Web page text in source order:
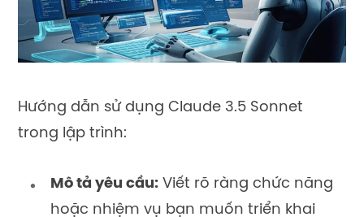
Hướng dẫn sử dụng Claude 3.5 Sonnet
trong lập trình:
Mô tả yêu cầu: Viết rõ ràng chức năng
hoặc nhiệm vụ bạn muốn triển khai